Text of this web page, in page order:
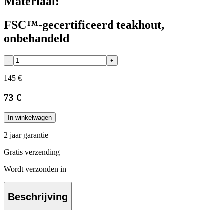
FSC™-gecertificeerd teakhout,
onbehandeld
- +
145 €
73 €
In winkelwagen
2 jaar garantie
Gratis verzending
Wordt verzonden in
Beschrijving